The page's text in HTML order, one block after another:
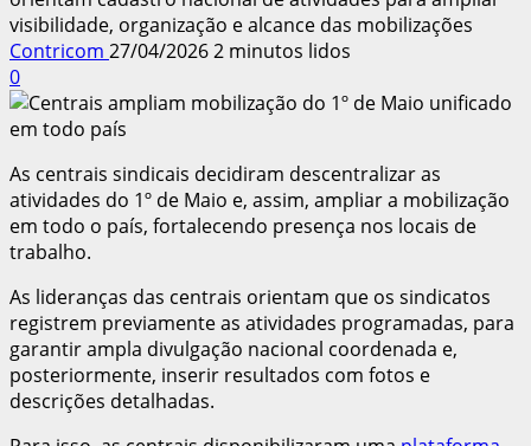
visibilidade, organização e alcance das mobilizações
Contricom 27/04/20262 minutos lidos
0
As centrais sindicais decidiram descentralizar as
atividades do 1º de Maio e, assim, ampliar a mobilização
em todo o país, fortalecendo presença nos locais de
trabalho.
As lideranças das centrais orientam que os sindicatos
registrem previamente as atividades programadas, para
garantir ampla divulgação nacional coordenada e,
posteriormente, inserir resultados com fotos e
descrições detalhadas.